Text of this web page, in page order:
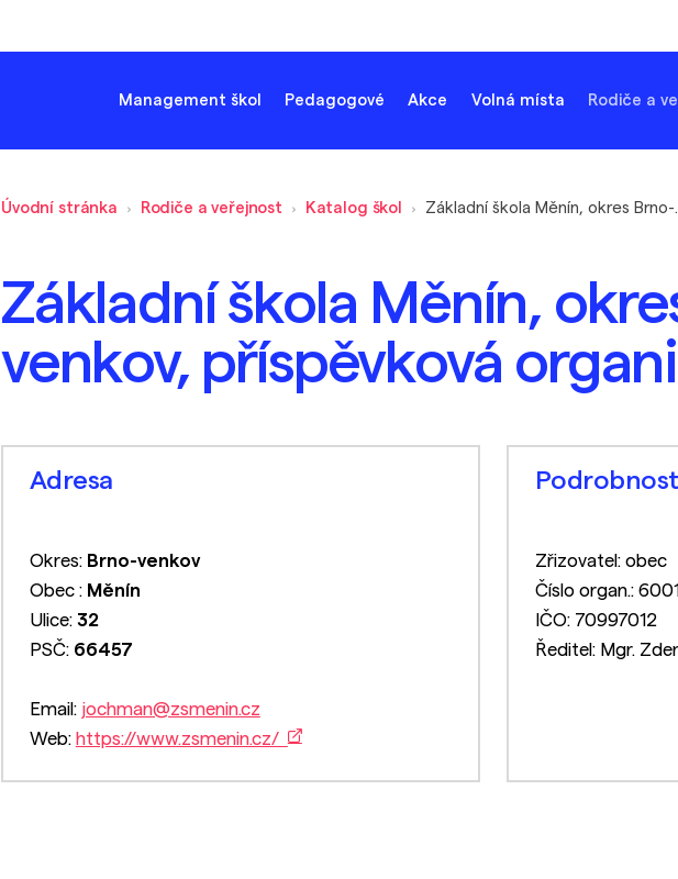
Management škol Pedagogové Akce Volná místa Rodiče a
Úvodní stránka Rodiče a veřejnost Katalog škol Základní
Základní škola Měnín,
venkov, příspěvková
Adresa
Okres: Brno-venkov
Obec : Měnín
Ulice: 32
PSČ: 66457
Email: jochman@zsmenin.cz
Web: https://www.zsmenin.cz/
Zřizovatel: obec
Číslo organ.:
IČO: 70997012
Ředitel: Mgr.